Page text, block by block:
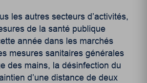
les autres secteurs d’activités,
de la santé publique
année dans les marchés
mesures sanitaires générales
des mains, la désinfection du
d’une distance de deux